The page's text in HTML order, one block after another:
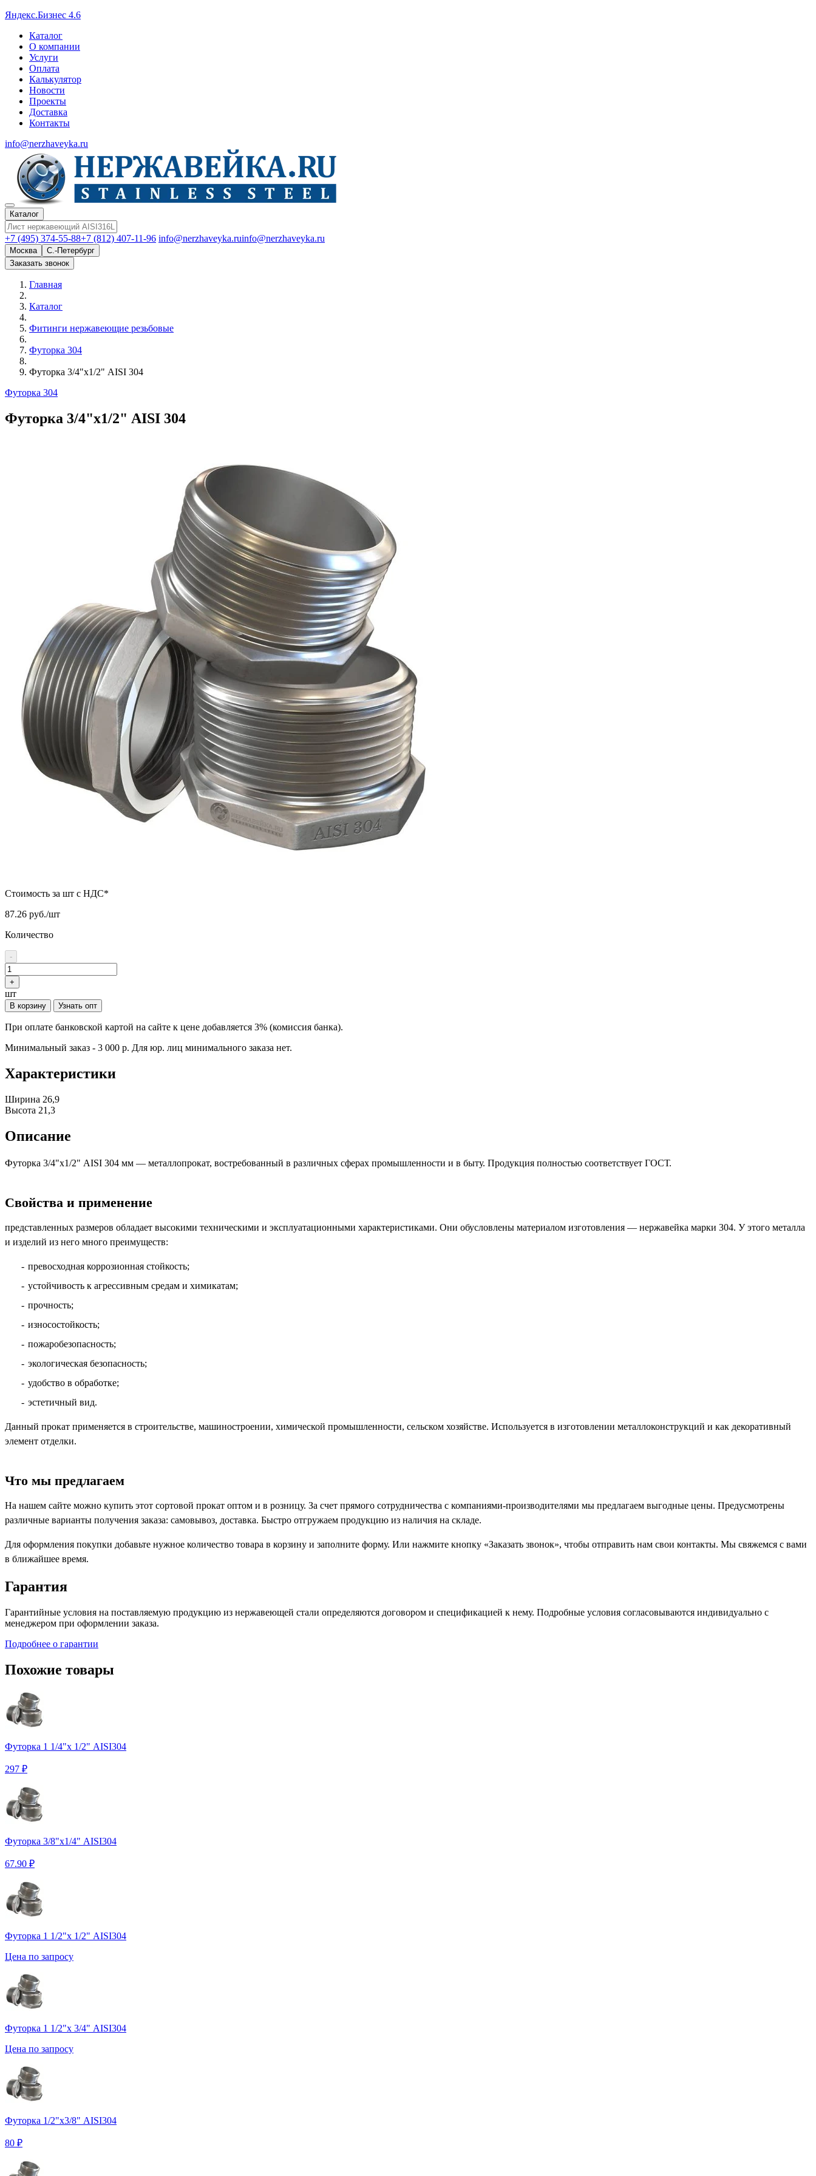
Яндекс.Бизнес 4.6
Каталог
О компании
Услуги
Оплата
Калькулятор
Новости
Проекты
Доставка
Контакты
info@nerzhaveyka.ru
Каталог
+7 (495) 374-55-88+7 (812) 407-11-96 info@nerzhaveyka.ruinfo@nerzhaveyka.ru
Москва
С.-Петербург
Заказать звонок
Главная
Каталог
Фитинги нержавеющие резьбовые
Футорка 304
Футорка 3/4"х1/2" AISI 304
Футорка 304
Футорка 3/4"х1/2" AISI 304
Стоимость за шт с НДС*
87.26 руб./шт
Количество
-
+
шт
В корзину Узнать опт
При оплате банковской картой на сайте к цене добавляется 3% (комиссия банка).
Минимальный заказ - 3 000 р. Для юр. лиц минимального заказа нет.
Характеристики
Ширина 26,9
Высота 21,3
Описание
Футорка 3/4"х1/2" AISI 304 мм — металлопрокат, востребованный в различных сферах промышленности и в быту. Продукция полностью соответствует ГОСТ.
Свойства и применение
представленных размеров обладает высокими техническими и эксплуатационными характеристиками. Они обусловлены материалом изготовления — нержавейка марки 304. У этого металла
и изделий из него много преимуществ:
превосходная коррозионная стойкость;
устойчивость к агрессивным средам и химикатам;
прочность;
износостойкость;
пожаробезопасность;
экологическая безопасность;
удобство в обработке;
эстетичный вид.
Данный прокат применяется в строительстве, машиностроении, химической промышленности, сельском хозяйстве. Используется в изготовлении металлоконструкций и как декоративный
элемент отделки.
Что мы предлагаем
На нашем сайте можно купить этот сортовой прокат оптом и в розницу. За счет прямого сотрудничества с компаниями-производителями мы предлагаем выгодные цены. Предусмотрены
различные варианты получения заказа: самовывоз, доставка. Быстро отгружаем продукцию из наличия на складе.
Для оформления покупки добавьте нужное количество товара в корзину и заполните форму. Или нажмите кнопку «Заказать звонок», чтобы отправить нам свои контакты. Мы свяжемся с вами
в ближайшее время.
Гарантия
Гарантийные условия на поставляемую продукцию из нержавеющей стали определяются договором и спецификацией к нему. Подробные условия согласовываются индивидуально с
менеджером при оформлении заказа.
Подробнее о гарантии
Похожие товары
Футорка 1 1/4"х 1/2" AISI304
297 ₽
Футорка 3/8"х1/4" AISI304
67.90 ₽
Футорка 1 1/2"х 1/2" AISI304
Цена по запросу
Футорка 1 1/2"х 3/4" AISI304
Цена по запросу
Футорка 1/2"х3/8" AISI304
80 ₽